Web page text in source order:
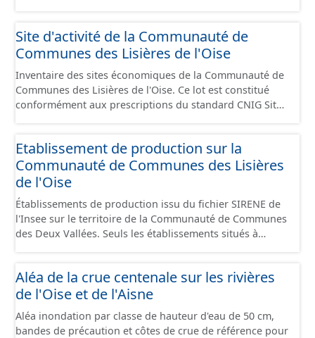
Site d'activité de la Communauté de
Communes des Lisières de l'Oise
Inventaire des sites économiques de la Communauté de
Communes des Lisières de l'Oise. Ce lot est constitué
conformément aux prescriptions du standard CNIG Sites
Etablissement de production sur la
Communauté de Communes des Lisières
de l'Oise
Établissements de production issu du fichier SIRENE de
l'Insee sur le territoire de la Communauté de Communes
des Deux Vallées. Seuls les établissements situés à
conformément aux prescriptions du standard CNIG Sites
Économiques. Ce lot ne contient pas la référence aux
delà des prescriptions du CNIG se limitant aux SCI.
Aléa de la crue centenale sur les rivières
de l'Oise et de l'Aisne
Aléa inondation par classe de hauteur d'eau de 50 cm,
bandes de précaution et côtes de crue de référence pour